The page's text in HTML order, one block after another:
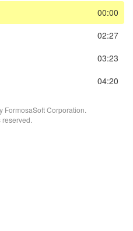
00:00
02:27
03:23
04:20
FormosaSoft Corporation.
reserved.